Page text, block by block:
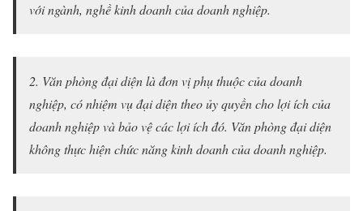
với ngành, nghề kinh doanh của doanh nghiệp.
2. Văn phòng đại diện là đơn vị phụ thuộc của doanh
nghiệp, có nhiệm vụ đại diện theo ủy quyền cho lợi ích của
doanh nghiệp và bảo vệ các lợi ích đó. Văn phòng đại diện
không thực hiện chức năng kinh doanh của doanh nghiệp.